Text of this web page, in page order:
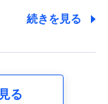
車のメーカーや
続きを見る
る